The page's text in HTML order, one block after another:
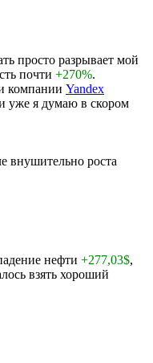
просто разрывает мой
почти +270%.
компании Yandex
уже я думаю в скором
внушительно роста
нефти +277,03$,
взять хороший